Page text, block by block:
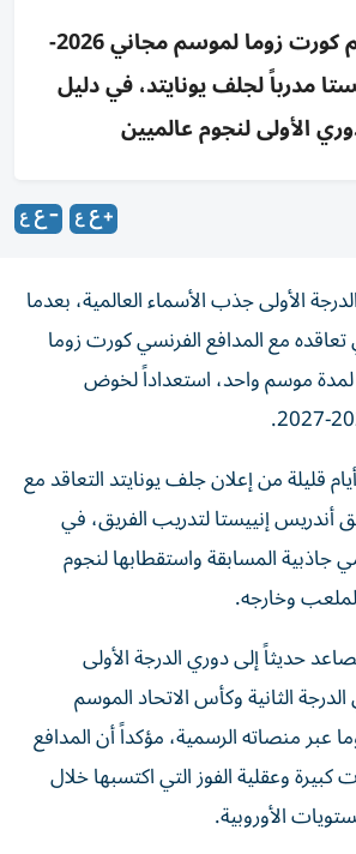
بالم سيتي يضم كورت زوما لموسم مجاني 2026-
مدرباً لجلف يونايتد، في دليل
الأولى لنجوم عالميين
الأولى جذب الأسماء العالمية، بعدما
مع المدافع الفرنسي كورت زوما
موسم واحد، استعداداً لخوض
قليلة من إعلان جلف يونايتد التعاقد مع
أندريس إنييستا لتدريب الفريق، في
المسابقة واستقطابها لنجوم
وخارجه.
حديثاً إلى دوري الدرجة الأولى
الثانية وكأس الاتحاد الموسم
عبر منصاته الرسمية، مؤكداً أن المدافع
وعقلية الفوز التي اكتسبها خلال
الأوروبية.